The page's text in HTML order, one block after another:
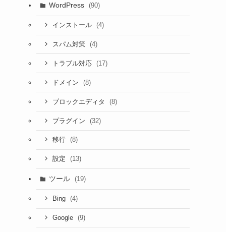
WordPress (90)
インストール (4)
スパム対策 (4)
トラブル対応 (17)
ドメイン (8)
ブロックエディタ (8)
プラグイン (32)
移行 (8)
設定 (13)
ツール (19)
Bing (4)
Google (9)